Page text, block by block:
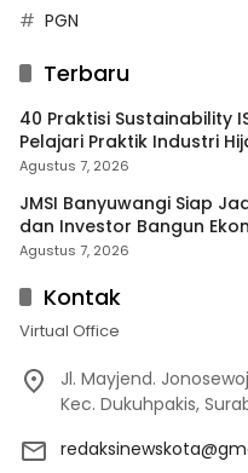
PGN
Terbaru
40 Praktisi Sustainability
Pelajari Praktik Industri
Agustus 7, 2026
JMSI Banyuwangi Siap
dan Investor Bangun
Agustus 7, 2026
Kontak
Virtual Office
Jl. Mayjend.
Kec. Dukuhpakis,